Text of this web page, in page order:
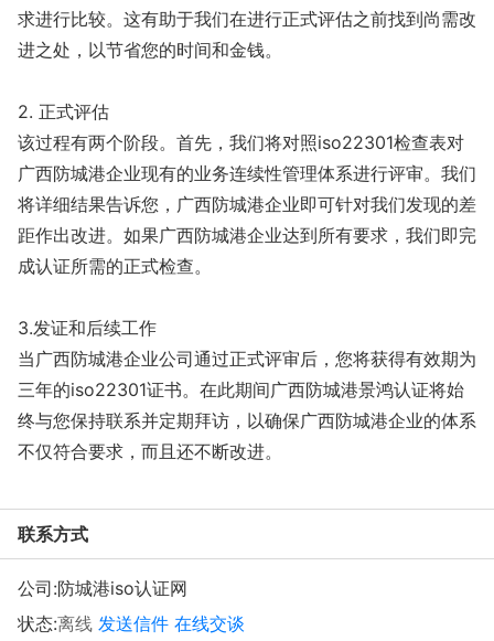
求进行比较。这有助于我们在进行正式评估之前找到尚需改
进之处，以节省您的时间和金钱。
2. 正式评估
该过程有两个阶段。首先，我们将对照iso22301检查表对
广西防城港企业现有的业务连续性管理体系进行评审。我们
将详细结果告诉您，广西防城港企业即可针对我们发现的差
距作出改进。如果广西防城港企业达到所有要求，我们即完
成认证所需的正式检查。
3.发证和后续工作
当广西防城港企业公司通过正式评审后，您将获得有效期为
三年的iso22301证书。在此期间广西防城港景鸿认证将始
终与您保持联系并定期拜访，以确保广西防城港企业的体系
不仅符合要求，而且还不断改进。
联系方式
公司:防城港iso认证网
状态:离线 发送信件 在线交谈